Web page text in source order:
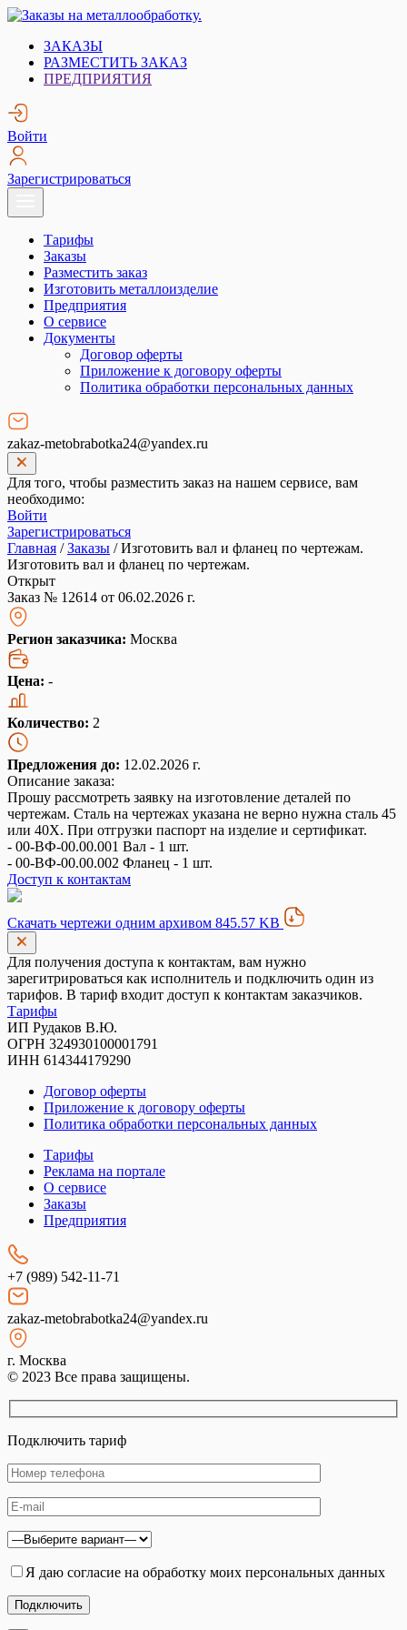
Skip
content
Заказы на металлообработку.
Металлообработка. Открытые заказы на металлообработку.
ЗАКАЗЫ
РАЗМЕСТИТЬ ЗАКАЗ
ПРЕДПРИЯТИЯ
Войти
Зарегистрироваться
Тарифы
Заказы
Разместить заказ
Изготовить металлоизделие
Предприятия
О сервисе
Документы
Договор оферты
Приложение к договору оферты
Политика обработки персональных данных
zakaz-metobrabotka24@yandex.ru
Для того, чтобы разместить заказ на нашем сервисе, вам
необходимо:
Войти
Зарегистрироваться
Главная /Заказы /Изготовить вал и фланец по чертежам.
Изготовить вал и фланец по чертежам.
Открыт
Заказ № 12614 от 06.02.2026 г.
Регион заказчика: Москва
Цена: -
Количество: 2
Предложения до: 12.02.2026 г.
Описание заказа:
Прошу рассмотреть заявку на изготовление деталей по
чертежам. Сталь на чертежах указана не верно нужна сталь 45
или 40Х. При отгрузки паспорт на изделие и сертификат.
- 00-ВФ-00.00.001 Вал - 1 шт.
- 00-ВФ-00.00.002 Фланец - 1 шт.
Доступ к контактам
Скачать чертежи одним архивом 845.57 KB
Для получения доступа к контактам, вам нужно
зарегитрироваться как исполнитель и подключить один из
тарифов. В тариф входит доступ к контактам заказчиков.
Тарифы
ИП Рудаков В.Ю.
ОГРН 324930100001791
ИНН 614344179290
Договор оферты
Приложение к договору оферты
Политика обработки персональных данных
Тарифы
Реклама на портале
О сервисе
Заказы
Предприятия
+7 (989) 542-11-71
zakaz-metobrabotka24@yandex.ru
г. Москва
© 2023 Все права защищены.
Подключить тариф
Я даю согласие на обработку моих персональных данных